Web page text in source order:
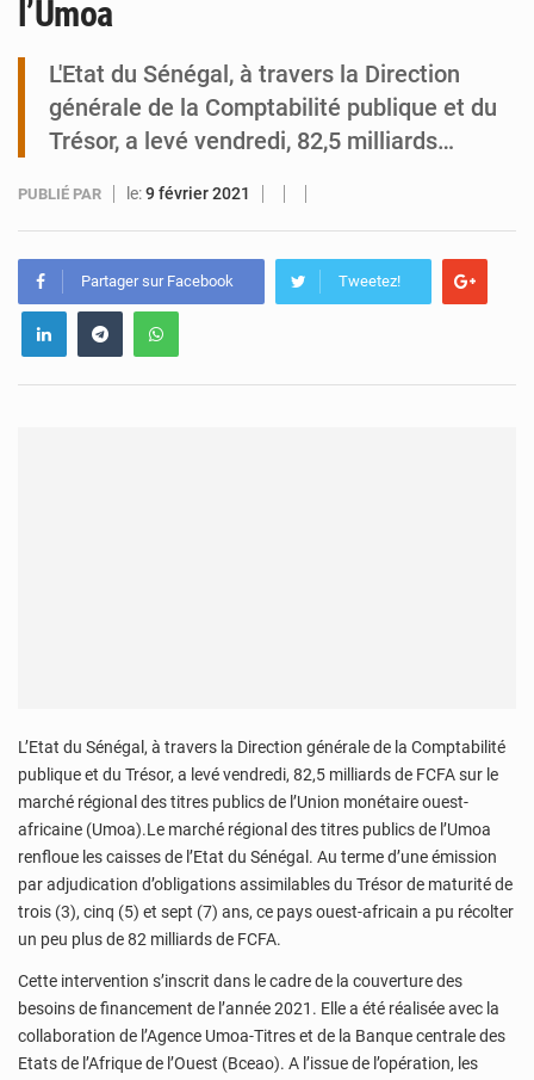
l’Umoa
L'Etat du Sénégal, à travers la Direction
générale de la Comptabilité publique et du
Trésor, a levé vendredi, 82,5 milliards…
PUBLIÉ PAR le:9 février 2021
Partager sur Facebook Tweetez!
L’Etat du Sénégal, à travers la Direction générale de la Comptabilité
publique et du Trésor, a levé vendredi, 82,5 milliards de FCFA sur le
marché régional des titres publics de l’Union monétaire ouest-
africaine (Umoa).Le marché régional des titres publics de l’Umoa
renfloue les caisses de l’Etat du Sénégal. Au terme d’une émission
par adjudication d’obligations assimilables du Trésor de maturité de
trois (3), cinq (5) et sept (7) ans, ce pays ouest-africain a pu récolter
un peu plus de 82 milliards de FCFA.
Cette intervention s’inscrit dans le cadre de la couverture des
besoins de financement de l’année 2021. Elle a été réalisée avec la
collaboration de l’Agence Umoa-Titres et de la Banque centrale des
Etats de l’Afrique de l’Ouest (Bceao). A l’issue de l’opération, les